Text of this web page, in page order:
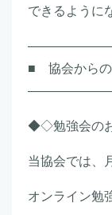
できるように
■ 協会からの
◆◇勉強会の
当協会では、
オンライン勉